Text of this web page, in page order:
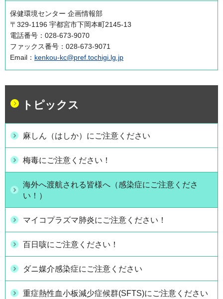
保健環境センター 企画情報部
〒329-1196 宇都宮市下岡本町2145-13
電話番号：028-673-9070
ファックス番号：028-673-9071
Email： kenkou-kc@pref.tochigi.lg.jp
トピックス
麻しん（はしか）にご注意ください
梅毒にご注意ください！
海外へ渡航される皆様へ（感染症にご注意くださ
い！）
マイコプラズマ肺炎にご注意ください！
百日咳にご注意ください！
ダニ媒介感染症にご注意ください
重症熱性血小板減少症候群(SFTS)にご注意ください